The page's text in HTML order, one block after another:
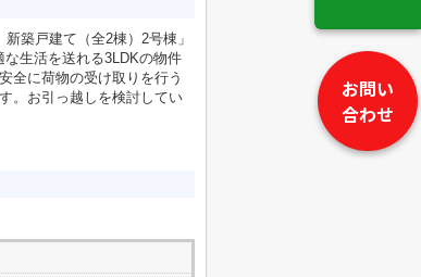
お問い
合わせ
築戸建て（全2棟）2号棟」
生活を送れる3LDKの物件
全に荷物の受け取りを行う
。お引っ越しを検討してい